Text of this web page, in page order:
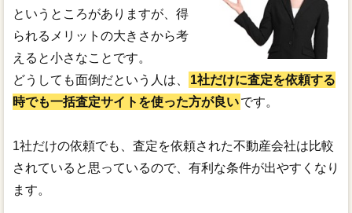
というところがありますが、得
られるメリットの大きさから考
えると小さなことです。
どうしても面倒だという人は、
1社だけに査定を依頼する
時でも一括査定サイトを使った方が良いです。
1社だけの依頼でも、査定を依頼された不動産会社は比較
されていると思っているので、有利な条件が出やすくなり
ます。